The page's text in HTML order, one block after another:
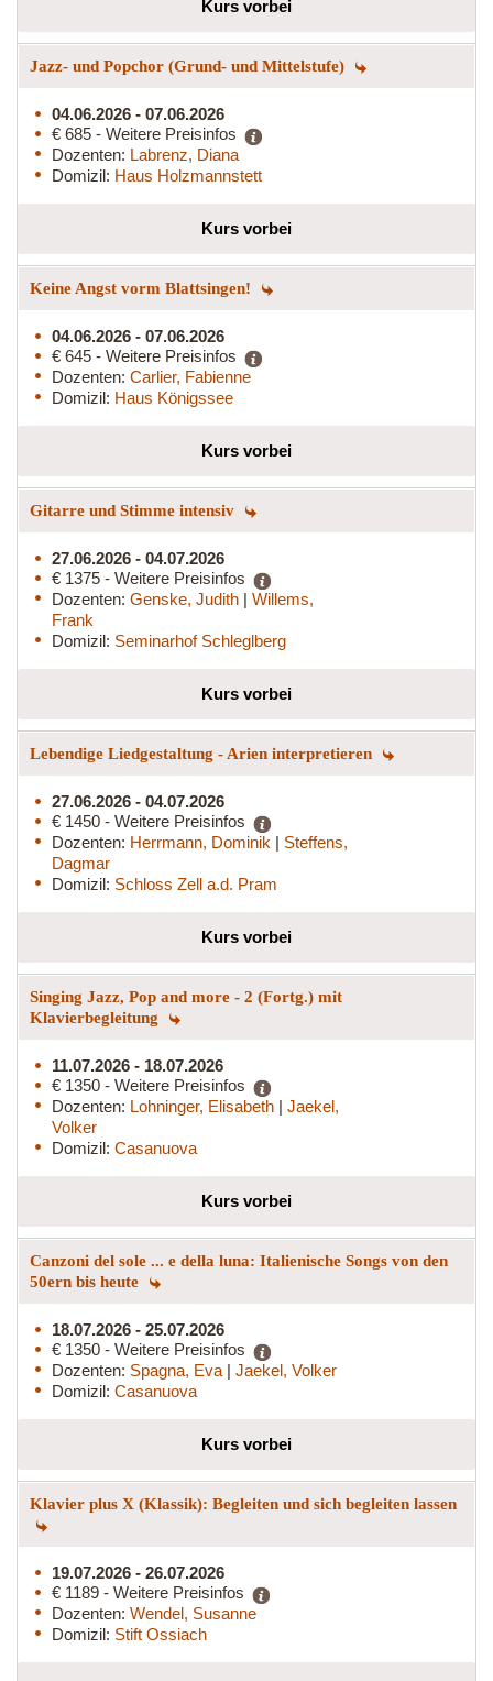
Kurs vorbei
Jazz- und Popchor (Grund- und Mittelstufe)
04.06.2026 - 07.06.2026
€ 685 - Weitere Preisinfos
Dozenten: Labrenz, Diana
Domizil: Haus Holzmannstett
Kurs vorbei
Keine Angst vorm Blattsingen!
04.06.2026 - 07.06.2026
€ 645 - Weitere Preisinfos
Dozenten: Carlier, Fabienne
Domizil: Haus Königssee
Kurs vorbei
Gitarre und Stimme intensiv
27.06.2026 - 04.07.2026
€ 1375 - Weitere Preisinfos
Dozenten: Genske, Judith | Willems,
Frank
Domizil: Seminarhof Schleglberg
Kurs vorbei
Lebendige Liedgestaltung - Arien interpretieren
27.06.2026 - 04.07.2026
€ 1450 - Weitere Preisinfos
Dozenten: Herrmann, Dominik | Steffens,
Dagmar
Domizil: Schloss Zell a.d. Pram
Kurs vorbei
Singing Jazz, Pop and more - 2 (Fortg.) mit
Klavierbegleitung
11.07.2026 - 18.07.2026
€ 1350 - Weitere Preisinfos
Dozenten: Lohninger, Elisabeth | Jaekel,
Volker
Domizil: Casanuova
Kurs vorbei
Canzoni del sole ... e della luna: Italienische Songs von den
50ern bis heute
18.07.2026 - 25.07.2026
€ 1350 - Weitere Preisinfos
Dozenten: Spagna, Eva | Jaekel, Volker
Domizil: Casanuova
Kurs vorbei
Klavier plus X (Klassik): Begleiten und sich begleiten lassen
19.07.2026 - 26.07.2026
€ 1189 - Weitere Preisinfos
Dozenten: Wendel, Susanne
Domizil: Stift Ossiach